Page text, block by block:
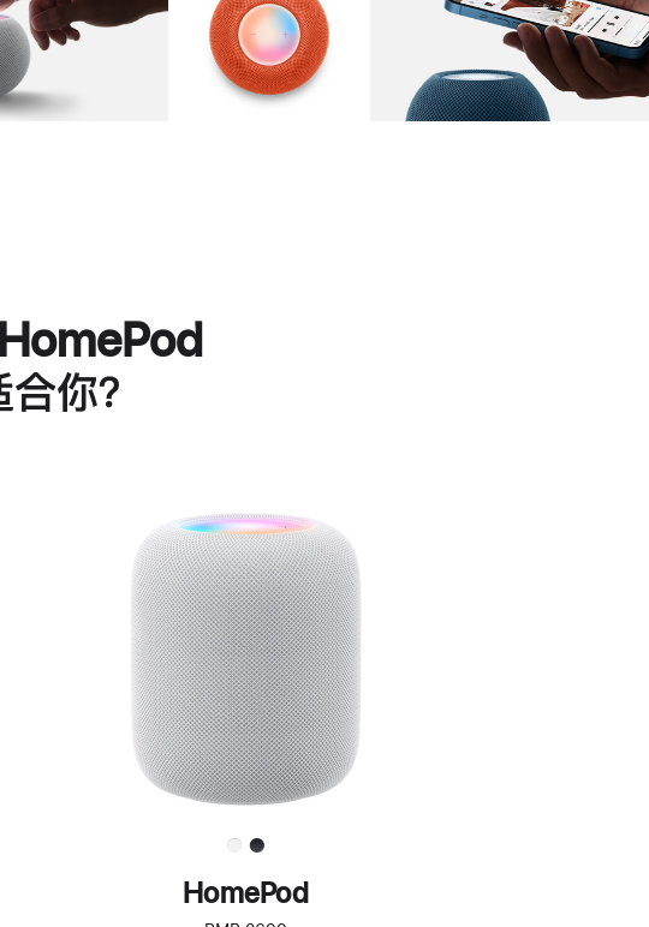
图库 图像 图库 图像 图库 图像 4
你？
进
一
步
了
解
HomePod<
HomePod